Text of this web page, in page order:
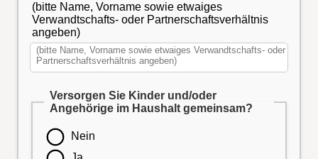
(bitte Name, Vorname sowie etwaiges
Verwandtschafts- oder Partnerschaftsverhältnis
angeben)
Versorgen Sie Kinder und/oder
Angehörige im Haushalt gemeinsam?
Nein